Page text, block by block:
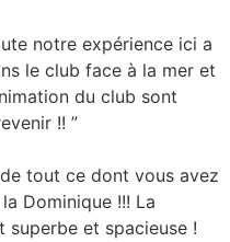
notre expérience ici a
le club face à la mer et
du club sont
!! ”
tout ce dont vous avez
Dominique !!! La
et spacieuse !